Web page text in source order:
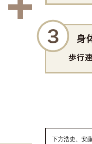
下方浩史、安